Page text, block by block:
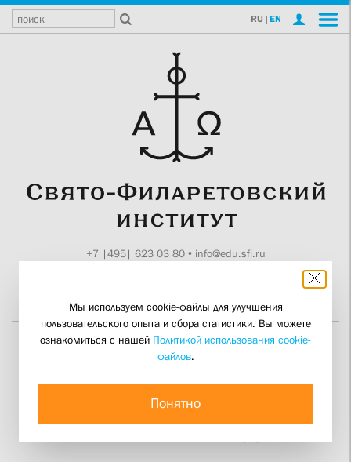
RU | EN
+7 |495| 623 03 80• info@edu.sfi.ru
Власть и религиозные
организации в СССР в
1939–1953 годах
Мы используем cookie-файлы для улучшения
пользовательского опыта и сбора статистики. Вы можете
ознакомиться с нашей Политикой использования cookie-
файлов.
Понятно